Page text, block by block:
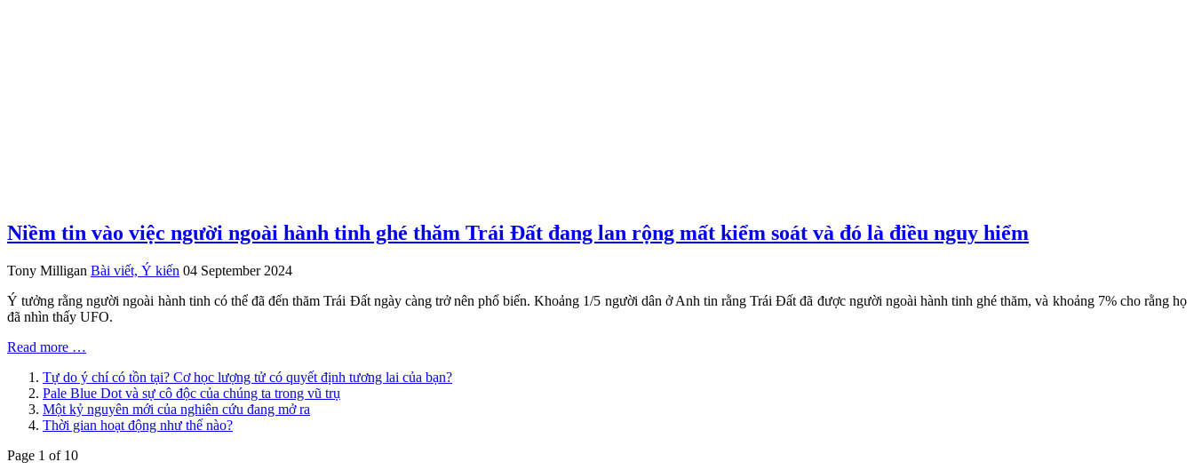
Niềm tin vào việc người ngoài hành tinh ghé thăm Trái Đất đang lan rộng mất kiểm soát và đó là điều nguy hiểm
Tony Milligan Bài viết, Ý kiến 04 September 2024
Ý tưởng rằng người ngoài hành tinh có thể đã đến thăm Trái Đất ngày càng trở nên phổ biến. Khoảng 1/5 người dân ở Anh tin rằng Trái Đất đã được người ngoài hành tinh ghé thăm, và khoảng 7% cho rằng họ
đã nhìn thấy UFO.
Read more …
Tự do ý chí có tồn tại? Cơ học lượng tử có quyết định tương lai của bạn?
Pale Blue Dot và sự cô độc của chúng ta trong vũ trụ
Một kỷ nguyên mới của nghiên cứu đang mở ra
Thời gian hoạt động như thế nào?
Page 1 of 10